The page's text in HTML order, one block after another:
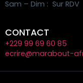
Sam – Dim : Sur RDV
CONTACT
+229 99 69 60 85
ecrire@marabout-